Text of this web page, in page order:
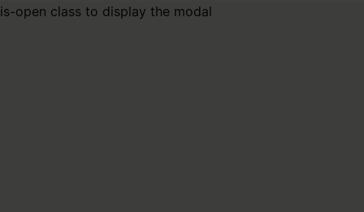
is-open class to display the modal